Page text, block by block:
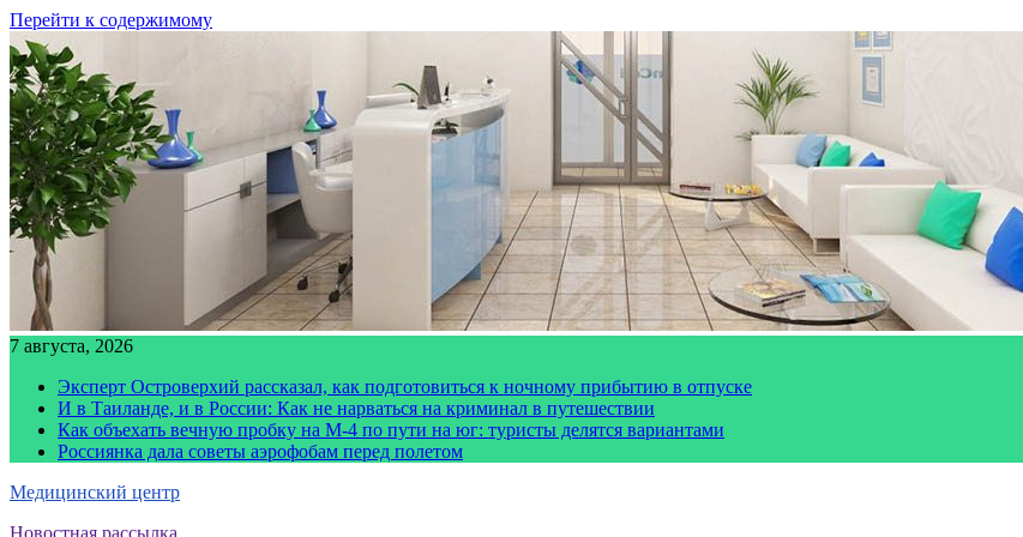
Перейти к содержимому
7 августа, 2026
Эксперт Островерхий рассказал, как подготовиться к ночному прибытию в отпуске
И в Таиланде, и в России: Как не нарваться на криминал в путешествии
Как объехать вечную пробку на М-4 по пути на юг: туристы делятся вариантами
Россиянка дала советы аэрофобам перед полетом
Медицинский центр
Новостная рассылка